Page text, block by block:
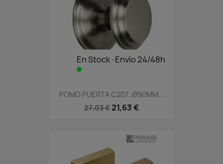
En Stock·Envío 24/48h
POMO PUERTA C207..Ø90MM...
27,03 € 21,63 €